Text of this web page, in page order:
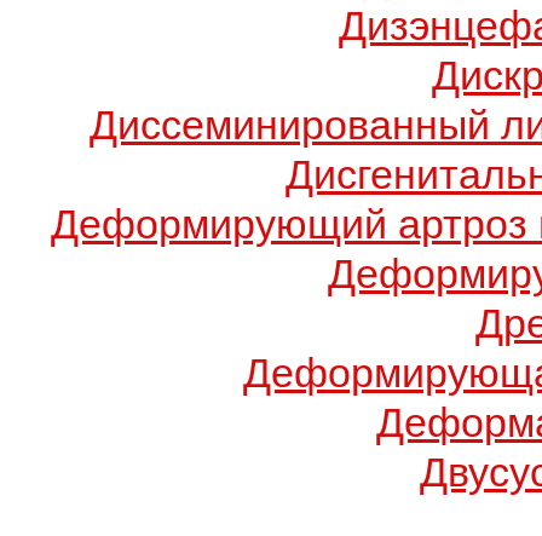
Диссеминированный
Деформирующий артроз